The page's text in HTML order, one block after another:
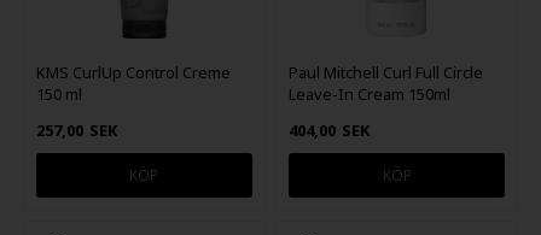
KMS CurlUp Control Creme
150 ml
257,00 SEK
Paul Mitchell Curl Full Circle
Leave-In Cream 150ml
404,00 SEK